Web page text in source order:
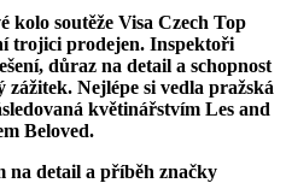
kolo soutěže Visa Czech Top
trojici prodejen. Inspektoři
důraz na detail a schopnost
Nejlépe si vedla pražská
květinářstvím Les and
Beloved.
na detail a příběh značky